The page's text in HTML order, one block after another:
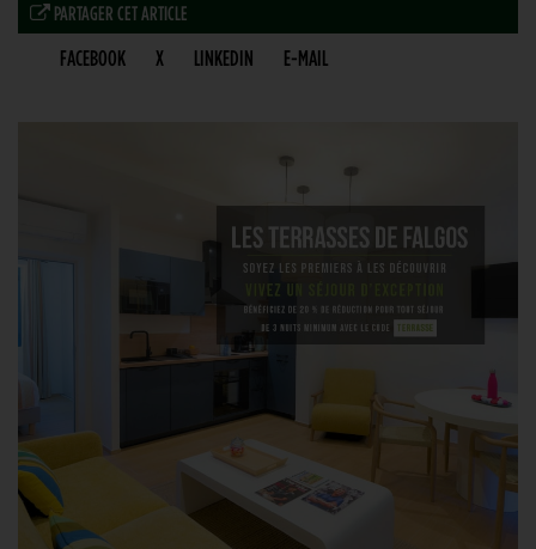
PARTAGER CET ARTICLE
FACEBOOK X LINKEDIN E-MAIL